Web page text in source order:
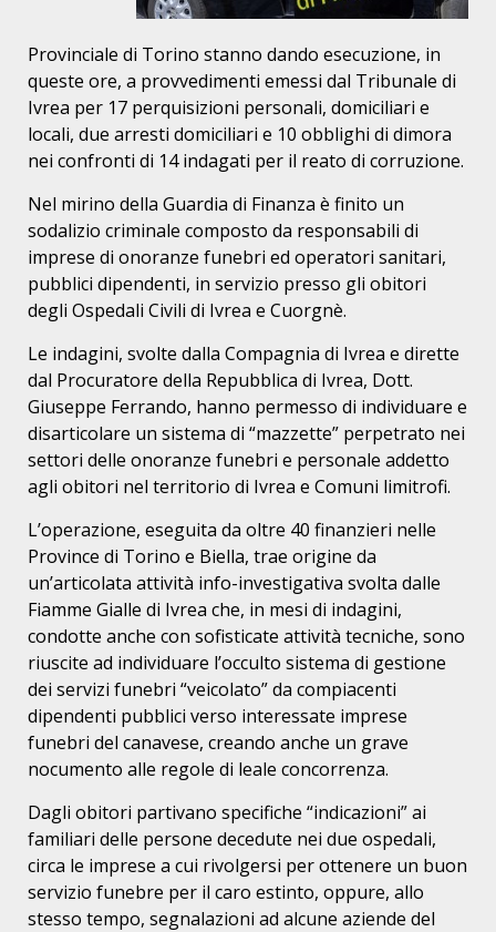
Provinciale di Torino stanno dando esecuzione, in
queste ore, a provvedimenti emessi dal Tribunale di
Ivrea per 17 perquisizioni personali, domiciliari e
locali, due arresti domiciliari e 10 obblighi di dimora
nei confronti di 14 indagati per il reato di corruzione.
Nel mirino della Guardia di Finanza è finito un
sodalizio criminale composto da responsabili di
imprese di onoranze funebri ed operatori sanitari,
pubblici dipendenti, in servizio presso gli obitori
degli Ospedali Civili di Ivrea e Cuorgnè.
Le indagini, svolte dalla Compagnia di Ivrea e dirette
dal Procuratore della Repubblica di Ivrea, Dott.
Giuseppe Ferrando, hanno permesso di individuare e
disarticolare un sistema di “mazzette” perpetrato nei
settori delle onoranze funebri e personale addetto
agli obitori nel territorio di Ivrea e Comuni limitrofi.
L’operazione, eseguita da oltre 40 finanzieri nelle
Province di Torino e Biella, trae origine da
un’articolata attività info-investigativa svolta dalle
Fiamme Gialle di Ivrea che, in mesi di indagini,
condotte anche con sofisticate attività tecniche, sono
riuscite ad individuare l’occulto sistema di gestione
dei servizi funebri “veicolato” da compiacenti
dipendenti pubblici verso interessate imprese
funebri del canavese, creando anche un grave
nocumento alle regole di leale concorrenza.
Dagli obitori partivano specifiche “indicazioni” ai
familiari delle persone decedute nei due ospedali,
circa le imprese a cui rivolgersi per ottenere un buon
servizio funebre per il caro estinto, oppure, allo
stesso tempo, segnalazioni ad alcune aziende del